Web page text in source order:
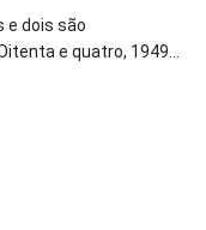
e dois são
e quatro, 1949...